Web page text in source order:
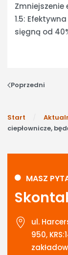
Zmniejszenie
1.5:
sięgną od
Poprzedni
Start
ciepłownicze,
MASZ
ul.
950,